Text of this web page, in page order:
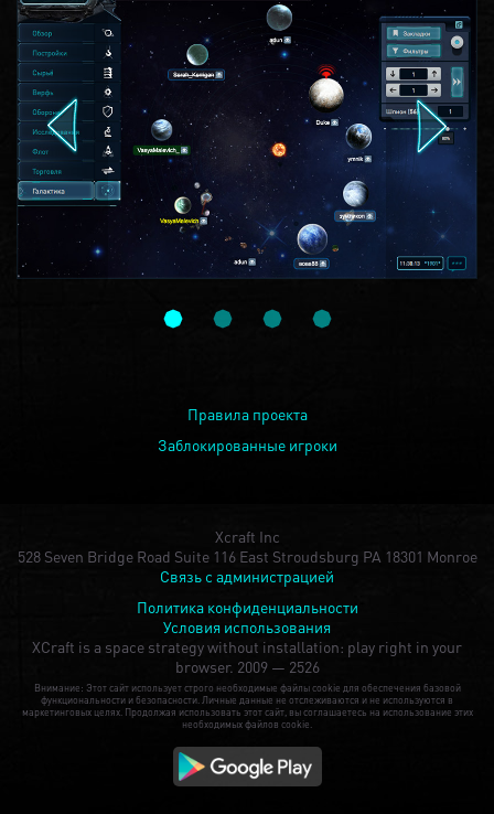
Правила проекта
Заблокированные игроки
Xcraft Inc
528 Seven Bridge Road Suite 116 East Stroudsburg PA 18301 Monroe
Связь с администрацией
Политика конфиденциальности
Условия использования
XCraft is a space strategy without installation: play right in your
browser. 2009 — 2526
Внимание: Этот сайт использует строго необходимые файлы cookie для обеспечения базовой
функциональности и безопасности. Личные данные не отслеживаются и не используются в
маркетинговых целях. Продолжая использовать этот сайт, вы соглашаетесь на использование этих
необходимых файлов cookie.